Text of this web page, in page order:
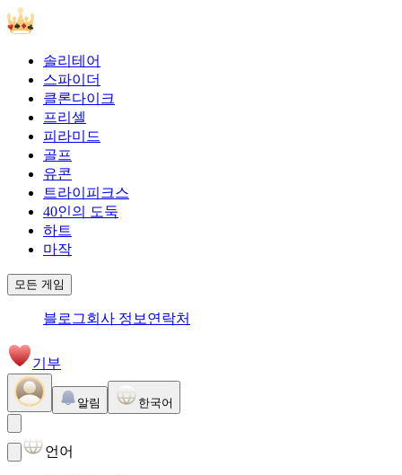
솔리테어
스파이더
클론다이크
프리셀
피라미드
골프
유콘
트라이피크스
40인의 도둑
하트
마작
모든 게임
블로그회사 정보 연락처
기부
알림 한국어
언어